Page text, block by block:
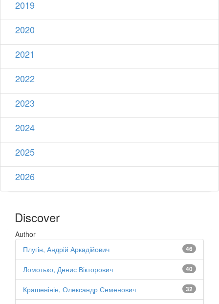
2019
2020
2021
2022
2023
2024
2025
2026
Discover
Author
46
Плугін, Андрій Аркадійович
40
Ломотько, Денис Вікторович
32
Крашенінін, Олександр Семенович